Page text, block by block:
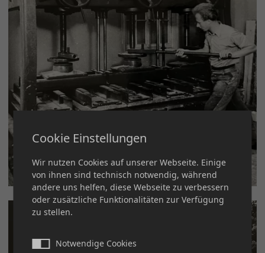
Cookie Einstellungen
Wir nutzen Cookies auf unserer Webseite. Einige
von ihnen sind technisch notwendig, während
andere uns helfen, diese Webseite zu verbessern
oder zusätzliche Funktionalitäten zur Verfügung
zu stellen.
Notwendige Cookies